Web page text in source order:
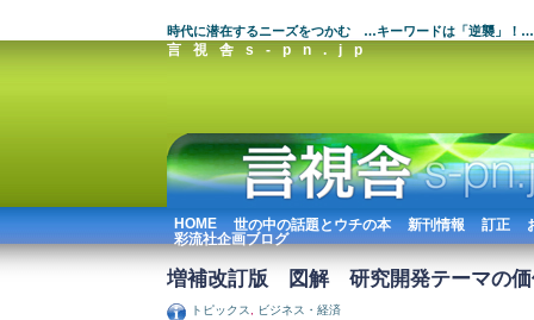
時代に潜在するニーズをつかむ …キーワードは「逆襲」！…
言視舎s-pn.jp
HOME 世の中の話題とウチの本 新刊情報 訂正
彩流社企画ブログ
増補改訂版 図解 研究開発テーマの価
トピックス, ビジネス・経済